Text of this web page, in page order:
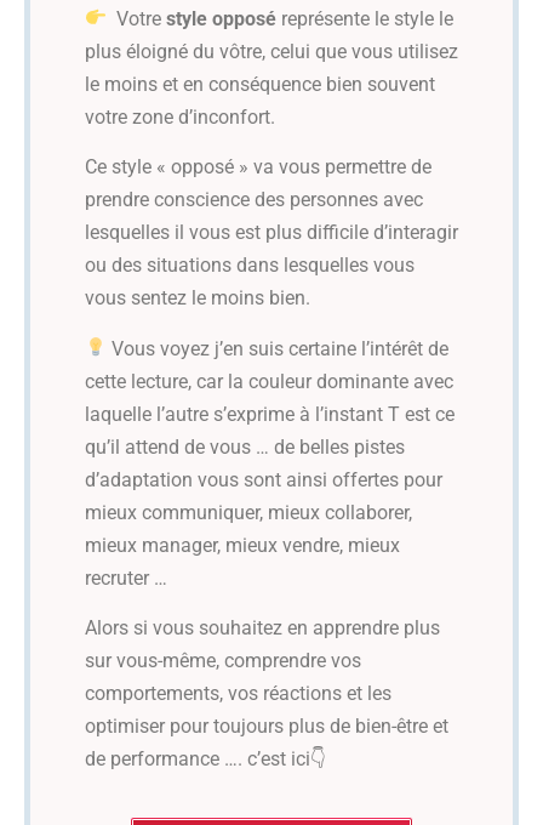
Votrestyle opposé représente le style le
plus éloigné du vôtre, celui que vous utilisez
le moins et en conséquence bien souvent
votre zone d’inconfort.
Ce style « opposé » va vous permettre de
prendre conscience des personnes avec
lesquelles il vous est plus difficile d’interagir
ou des situations dans lesquelles vous
vous sentez le moins bien.
Vous voyez j’en suis certaine l’intérêt de
cette lecture, car la couleur dominante avec
laquelle l’autre s’exprime à l’instant T est ce
qu’il attend de vous … de belles pistes
d’adaptation vous sont ainsi offertes pour
mieux communiquer, mieux collaborer,
mieux manager, mieux vendre, mieux
recruter …
Alors si vous souhaitez en apprendre plus
sur vous-même, comprendre vos
comportements, vos réactions et les
optimiser pour toujours plus de bien-être et
de performance …. c’est ici👇